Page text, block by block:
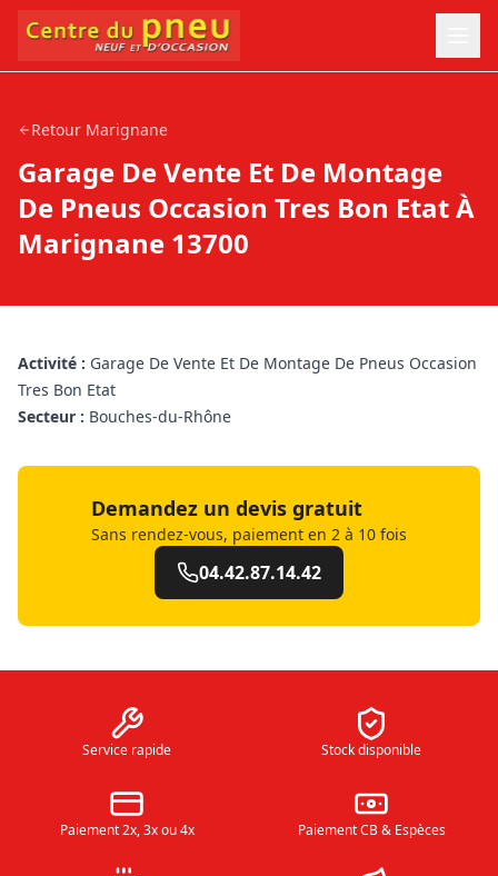
Retour Marignane
Garage De Vente Et De Montage
De Pneus Occasion Tres Bon Etat À
Marignane 13700
Activité : Garage De Vente Et De Montage De Pneus Occasion
Tres Bon Etat
Secteur : Bouches-du-Rhône
Demandez un devis gratuit
Sans rendez-vous, paiement en 2 à 10 fois
04.42.87.14.42
Service rapide Stock disponible
Paiement 2x, 3x ou 4x Paiement CB & Espèces